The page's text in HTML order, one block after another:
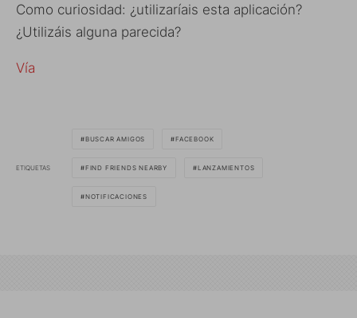
Como curiosidad: ¿utilizaríais esta aplicación?
¿Utilizáis alguna parecida?
Vía
ETIQUETAS
BUSCAR AMIGOS FACEBOOK
FIND FRIENDS NEARBY LANZAMIENTOS
NOTIFICACIONES